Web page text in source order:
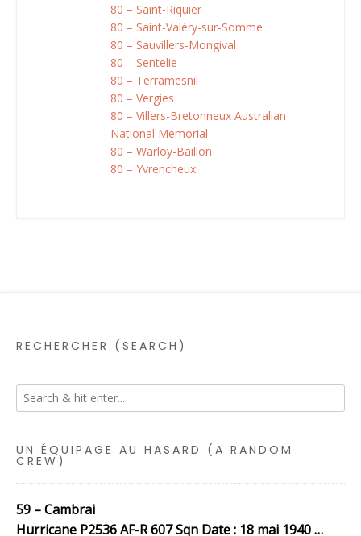
80 – Saint-Riquier
80 – Saint-Valéry-sur-Somme
80 – Sauvillers-Mongival
80 – Sentelie
80 – Terramesnil
80 – Vergies
80 – Villers-Bretonneux Australian
National Memorial
80 – Warloy-Baillon
80 – Yvrencheux
RECHERCHER (SEARCH)
UN ÉQUIPAGE AU HASARD (A RANDOM
CREW)
59 – Cambrai
Hurricane P2536 AF-R 607 Sqn Date : 18 mai 1940 …